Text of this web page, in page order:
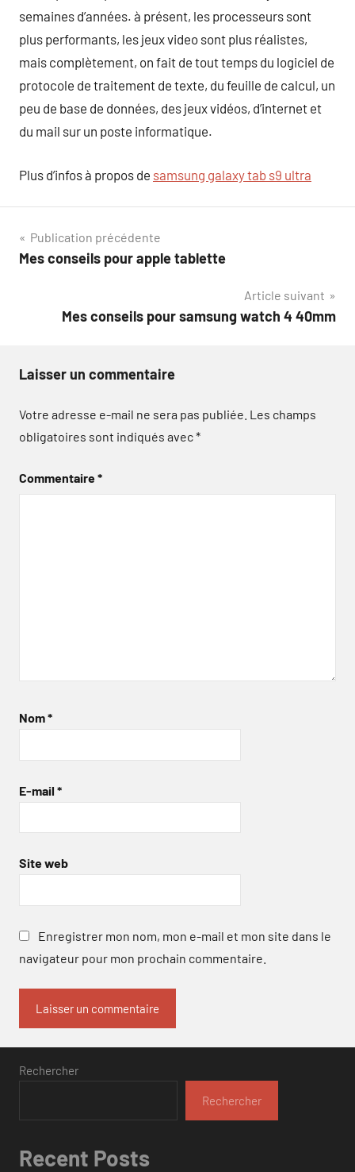
semaines d’années. à présent, les processeurs sont
plus performants, les jeux video sont plus réalistes,
mais complètement, on fait de tout temps du logiciel de
protocole de traitement de texte, du feuille de calcul, un
peu de base de données, des jeux vidéos, d’internet et
du mail sur un poste informatique.
Plus d’infos à propos de samsung galaxy tab s9 ultra
Navigation
de
Publication précédente
Mes conseils pour apple tablette
Article suivant
Mes conseils pour samsung watch 4 40mm
Laisser un commentaire
Votre adresse e-mail ne sera pas publiée. Les champs
obligatoires sont indiqués avec*
Commentaire*
Nom*
E-mail *
Site web
Enregistrer mon nom, mon e-mail et mon site dans le
navigateur pour mon prochain commentaire.
Rechercher
Rechercher
Recent Posts